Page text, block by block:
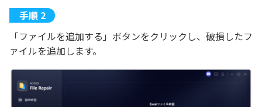
「ファイルを追加する」ボタンをクリックし、破損したフ
ァイルを追加します。